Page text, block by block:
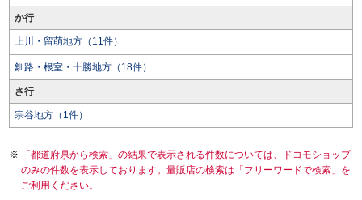
か行
上川・留萌地方（11件）
釧路・根室・十勝地方（18件）
さ行
宗谷地方（1件）
「都道府県から検索」の結果で表示される件数については、ドコモショップ
のみの件数を表示しております。量販店の検索は「フリーワードで検索」を
ご利用ください。